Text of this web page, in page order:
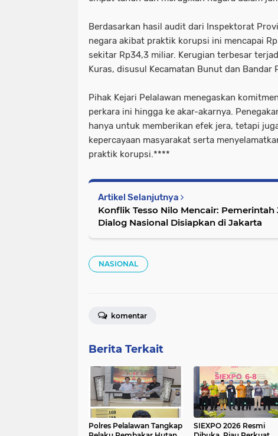
Berdasarkan hasil audit dari Inspektorat
negara akibat praktik korupsi ini mencapai
sekitar Rp34,3 miliar. Kerugian terbesar
Kuras, disusul Kecamatan Bunut dan Bandar
Pihak Kejari Pelalawan menegaskan
perkara ini hingga ke akar-akarnya.
hanya untuk memberikan efek jera, tetapi
kepercayaan masyarakat serta
praktik korupsi.****
Artikel Selanjutnya
Konflik Tesso Nilo Mencair:
Dialog Nasional Disiapkan di Jakarta
NASIONAL
komentar
Berita Terkait
Polres Pelalawan Tangkap
SIEXPO 2026 Resmi